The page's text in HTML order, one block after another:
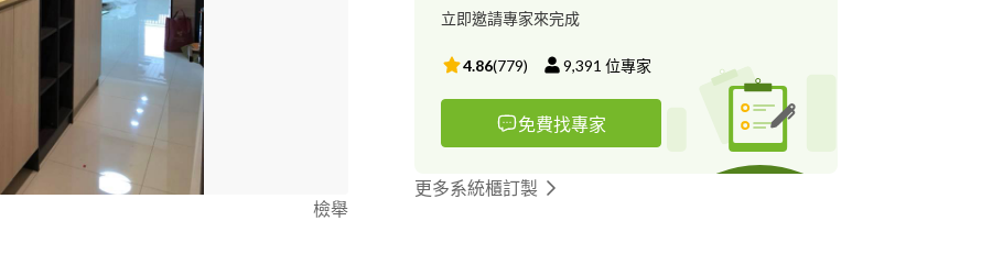
檢舉
立即邀請專家來完成
4.86(779) 9,391 位專家
免費找專家
更多系統櫃訂製